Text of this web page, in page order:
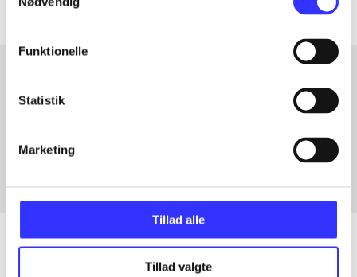
Funktionelle
Statistik
Marketing
Tillad alle
Tillad valgte
Artikler med samme emner